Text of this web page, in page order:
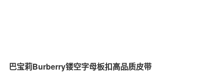
巴宝莉Burberry镂空字母板扣高品质皮带